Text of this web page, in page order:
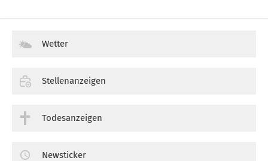
Wetter
Stellenanzeigen
Todesanzeigen
Newsticker